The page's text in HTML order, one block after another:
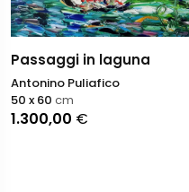
Passaggi in laguna
Antonino Puliafico
1.300,00 €
50 x 60 cm